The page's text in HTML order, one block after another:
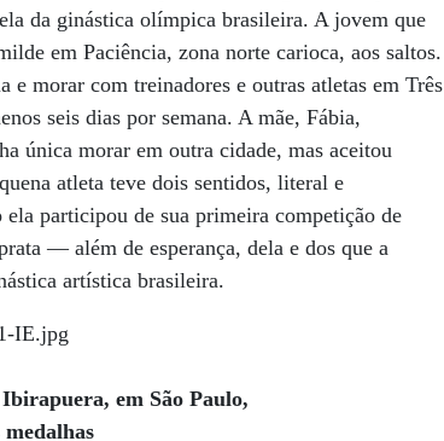
da ginástica olímpica brasileira. A jovem que
em Paciência, zona norte carioca, aos saltos.
morar com treinadores e outras atletas em Três
seis dias por semana. A mãe, Fábia,
única morar em outra cidade, mas aceitou
atleta teve dois sentidos, literal e
participou de sua primeira competição de
— além de esperança, dela e dos que a
artística brasileira.
em São Paulo,